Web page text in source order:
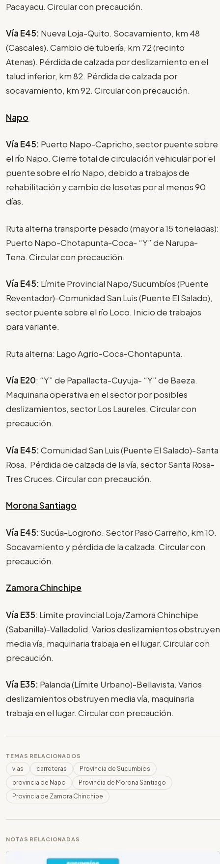
Pacayacu. Circular con precaución.
Vía E45: Nueva Loja-Quito. Socavamiento, km 48
(Cascales). Cambio de tubería, km 72 (recinto
Atenas). Pérdida de calzada por deslizamiento en el
talud inferior, km 82. Pérdida de calzada por
socavamiento, km 92. Circular con precaución.
Napo
Vía E45: Puerto Napo-Capricho, sector puente sobre
el río Napo. Cierre total de circulación vehicular por el
puente sobre el río Napo, debido a trabajos de
rehabilitación y cambio de losetas por al menos 90
días.
Ruta alterna transporte pesado (mayor a 15 toneladas):
Puerto Napo-Chotapunta-Coca- “Y” de Narupa-
Tena. Circular con precaución.
Vía E45: Límite Provincial Napo/Sucumbíos (Puente
Reventador)-Comunidad San Luis (Puente El Salado),
sector puente sobre el río Loco. Inicio de trabajos
para variante.
Ruta alterna: Lago Agrio-Coca-Chontapunta.
Vía E20: “Y” de Papallacta-Cuyuja- “Y” de Baeza.
Maquinaria operativa en el sector por posibles
deslizamientos, sector Los Laureles. Circular con
precaución.
Vía E45: Comunidad San Luis (Puente El Salado)-Santa
Rosa. Pérdida de calzada de la vía, sector Santa Rosa-
Tres Cruces. Circular con precaución.
Morona Santiago
Vía E45: Sucúa-Logroño. Sector Paso Carreño, km 10.
Socavamiento y pérdida de la calzada. Circular con
precaución.
Zamora Chinchipe
Vía E35: Límite provincial Loja/Zamora Chinchipe
(Sabanilla)-Valladolid. Varios deslizamientos obstruyen
media vía, maquinaria trabaja en el lugar. Circular con
precaución.
Vía E35: Palanda (Límite Urbano)-Bellavista. Varios
deslizamientos obstruyen media vía, maquinaria
trabaja en el lugar. Circular con precaución.
TEMAS RELACIONADOS
vias carreteras
Provincia de Sucumbios
provincia de Napo
Provincia de Morona Santiago
Provincia de Zamora Chinchipe
NOTAS RELACIONADAS